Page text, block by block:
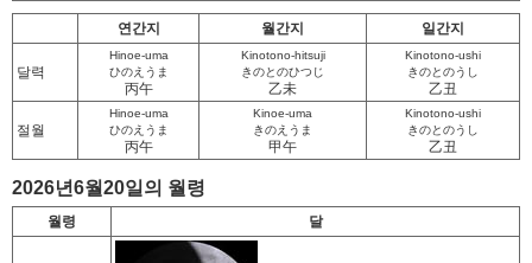
연간지 월간지 일간지
달력
Hinoe-uma
ひのえうま
丙午
Kinotono-hitsuji
きのとのひつじ
乙未
Kinotono-ushi
きのとのうし
乙丑
절월
Hinoe-uma
ひのえうま
丙午
Kinoe-uma
きのえうま
甲午
Kinotono-ushi
きのとのうし
乙丑
2026년6월20일의 월령
월령 달